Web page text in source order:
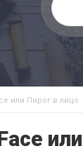
или Пирог в лицо